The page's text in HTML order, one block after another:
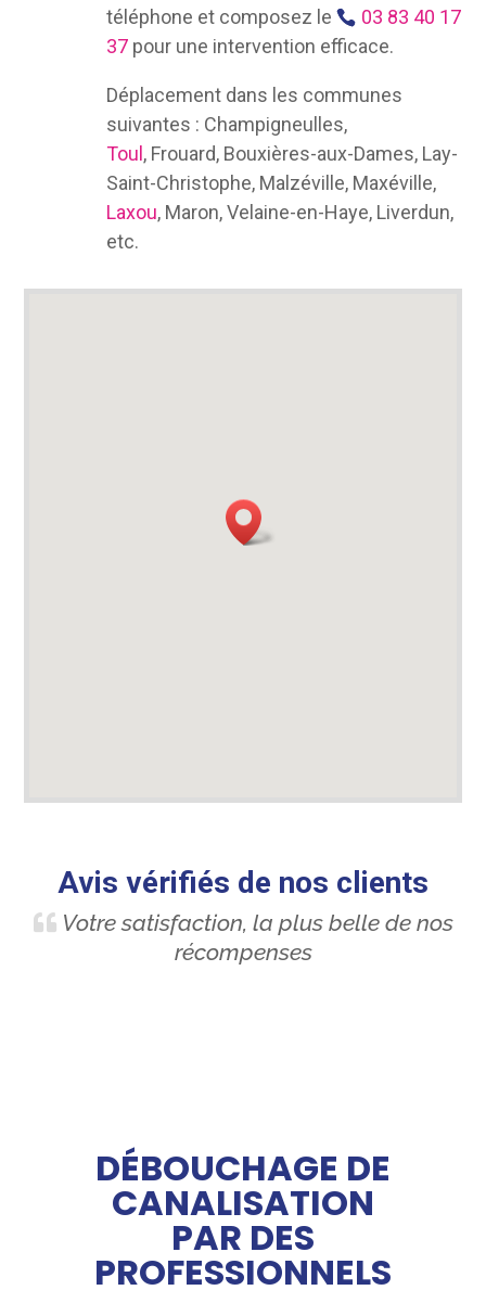
téléphone et composez le
03 83 40 17
37pour une intervention efficace.
Déplacement dans les communes
suivantes : Champigneulles,
Toul , Frouard, Bouxières-aux-Dames, Lay-
Saint-Christophe, Malzéville, Maxéville,
Laxou, Maron, Velaine-en-Haye, Liverdun,
etc.
Avis vérifiés de nos clients
Votre satisfaction, la plus belle de nos
récompenses
DÉBOUCHAGE DE
CANALISATION
PAR DES
PROFESSIONNELS